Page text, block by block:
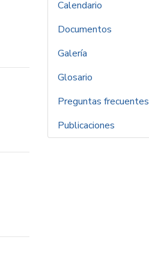
Calendario
Documentos
Galería
Glosario
Preguntas frecuentes
Publicaciones